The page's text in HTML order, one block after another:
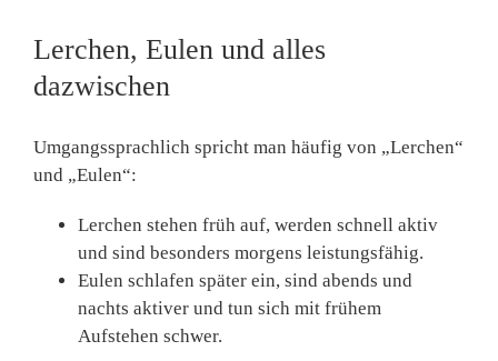
Lerchen, Eulen und alles
dazwischen
Umgangssprachlich spricht man häufig von „Lerchen“
und „Eulen“:
Lerchen stehen früh auf, werden schnell aktiv
und sind besonders morgens leistungsfähig.
Eulen schlafen später ein, sind abends und
nachts aktiver und tun sich mit frühem
Aufstehen schwer.